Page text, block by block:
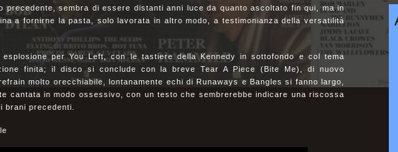
precedente, sembra di essere distanti anni luce da quanto ascoltato fin qui, ma in
a fornirne la pasta, solo lavorata in altro modo, a testimonianza della versatilità
per You Left, con le tastiere della Kennedy in sottofondo e col tema
finita; il disco si conclude con la breve Tear A Piece (Bite Me), di nuovo
molto orecchiabile, lontanamente echi di Runaways e Bangles si fanno largo,
cantata in modo ossessivo, con un testo che sembrerebbe indicare una riscossa
brani precedenti.